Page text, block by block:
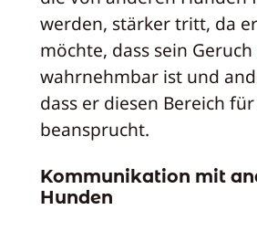
werden, stärker tritt, da
möchte, dass sein
wahrnehmbar ist und
dass er diesen Bereich
beansprucht.
Kommunikation mit
Hunden